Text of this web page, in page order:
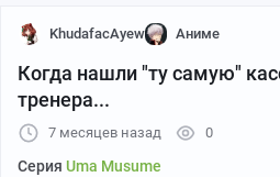
PrefaceGrim
Больше переводов
KhudafacAyew Аниме
Когда нашли "ту самую"
тренера...
7 месяцев назад 0
Серия Uma Musume